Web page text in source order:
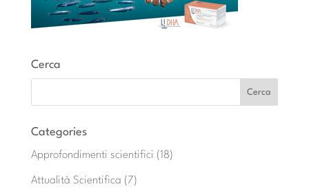
Cerca
Categories
Approfondimenti scientifici (18)
Attualità Scientifica (7)